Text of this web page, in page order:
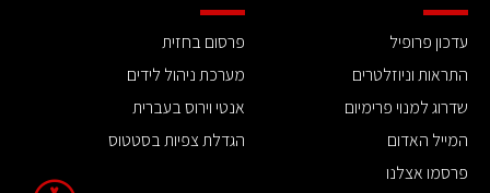
עדכון פרופיל
התראות וניוזלטרים
שדרוג למנוי פרימיום
המייל האדום
פרסמו אצלנו
פרסום בחזית
מערכת ניהול לידים
אנטי וירוס בעברית
הגדלת צפיות בסטטוס